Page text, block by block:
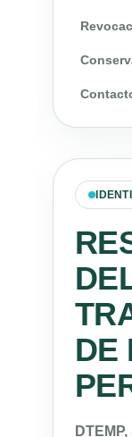
DE